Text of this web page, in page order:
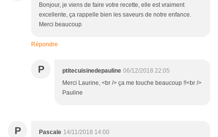
Bonjour, je viens de faire votre recette, elle est vraiment
excellente, ça rappelle bien les saveurs de notre enfance.
Merci beaucoup
Répondre
P ptitecuisinedepauline 06/12/2018 22:05
Merci Laurine, <br /> ça me touche beaucoup !!<br />
Pauline
P Pascale 14/11/2018 14:00